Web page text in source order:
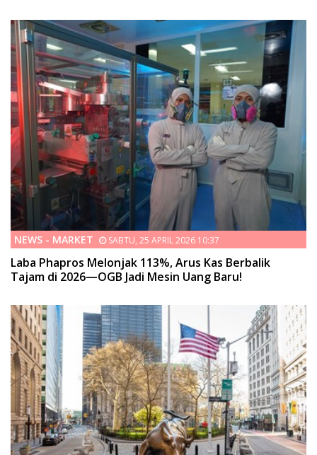
NEWS - MARKET SABTU, 25 APRIL 2026 10:37
Laba Phapros Melonjak 113%, Arus Kas Berbalik
Tajam di 2026—OGB Jadi Mesin Uang Baru!